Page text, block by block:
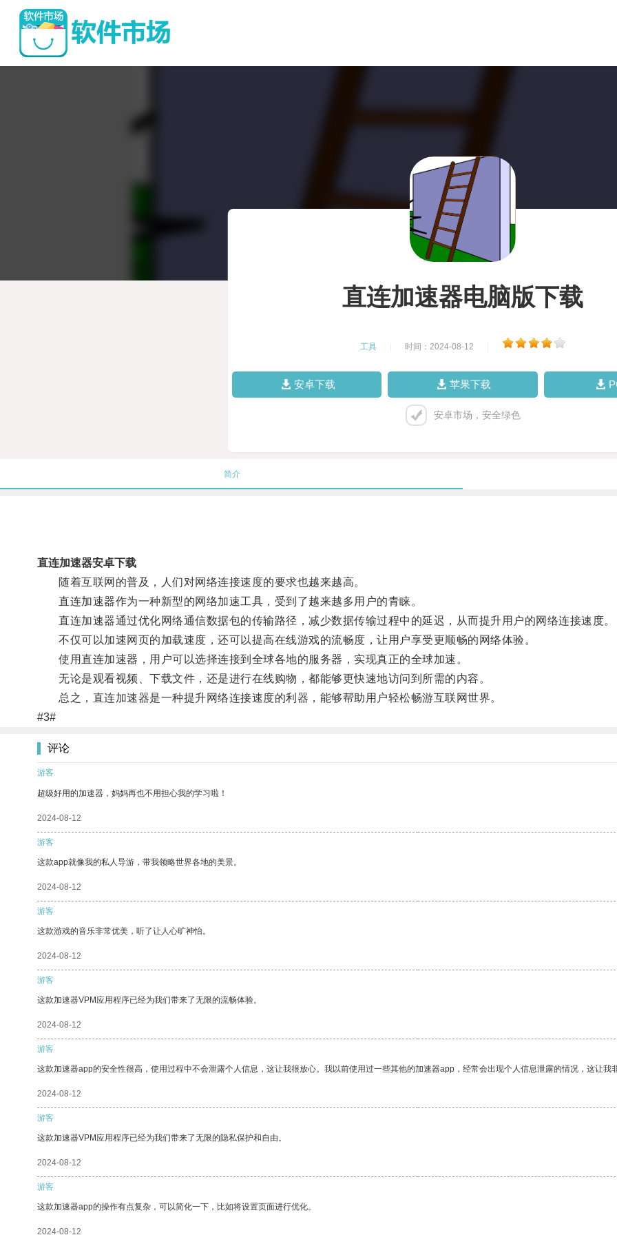
直连加速器电脑版下载
工具 时间：2024-08-12
安卓下载 苹果下载
安卓市场，安全绿色
简介
直连加速器安卓下载
随着互联网的普及，人们对网络连接速度的要求也越来越高。
直连加速器作为一种新型的网络加速工具，受到了越来越多用户的青睐。
直连加速器通过优化网络通信数据包的传输路径，减少数据传输过程中的延迟，从而提升用户的网络连接速度。
不仅可以加速网页的加载速度，还可以提高在线游戏的流畅度，让用户享受更顺畅的网络体验。
使用直连加速器，用户可以选择连接到全球各地的服务器，实现真正的全球加速。
无论是观看视频、下载文件，还是进行在线购物，都能够更快速地访问到所需的内容。
总之，直连加速器是一种提升网络连接速度的利器，能够帮助用户轻松畅游互联网世界。
#3#
评论
游客
超级好用的加速器，妈妈再也不用担心我的学习啦！
2024-08-12
游客
这款app就像我的私人导游，带我领略世界各地的美景。
2024-08-12
游客
这款游戏的音乐非常优美，听了让人心旷神怡。
2024-08-12
游客
这款加速器VPM应用程序已经为我们带来了无限的流畅体验。
2024-08-12
游客
这款加速器app的安全性很高，使用过程中不会泄露个人信息，这让我很放心。我以前使用过一些其他的加速器app，经常会出现个人信息泄露的情况，这让我
2024-08-12
游客
这款加速器VPM应用程序已经为我们带来了无限的隐私保护和自由。
2024-08-12
游客
这款加速器app的操作有点复杂，可以简化一下，比如将设置页面进行优化。
2024-08-12